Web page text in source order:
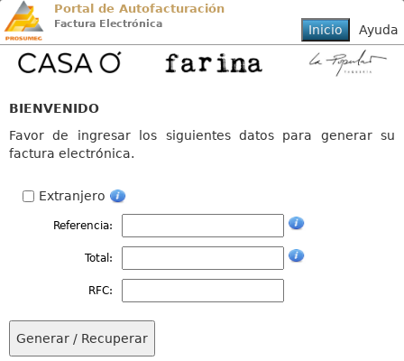
Portal de Autofacturación
Factura Electrónica
BIENVENIDO
Favor de ingresar los siguientes datos para generar su
factura electrónica.
Extranjero
Referencia:
Total:
RFC: